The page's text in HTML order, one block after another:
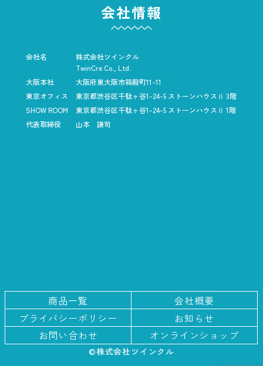
会社情報
会社名
株式会社ツインクル
TwinCre Co., Ltd.
大阪本社
大阪府東大阪市箱殿町11-11
東京オフィス
東京都渋谷区千駄ヶ谷1-24-5 ストーンハウスⅡ 3階
SHOW ROOM
東京都渋谷区千駄ヶ谷1-24-5 ストーンハウスⅡ 1階
代表取締役
山本 謙司
商品一覧
会社概要
プライバシーポリシー
お知らせ
お問い合わせ
オンラインショップ
©株式会社ツインクル